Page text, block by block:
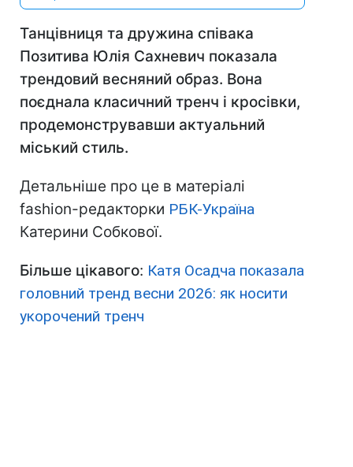
Танцівниця та дружина співака
Позитива Юлія Сахневич показала
трендовий весняний образ. Вона
поєднала класичний тренч і кросівки,
продемонструвавши актуальний
міський стиль.
Детальніше про це в матеріалі
fashion-редакторки РБК-Україна
Катерини Собкової.
Більше цікавого: Катя Осадча показала
головний тренд весни 2026: як носити
укорочений тренч